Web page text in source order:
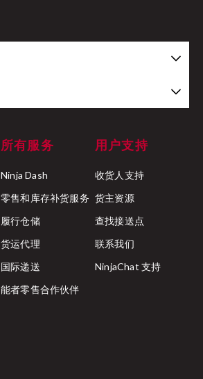
所有服务
Ninja Dash
零售和库存补货服务
履行仓储
货运代理
国际递送
能者零售合作伙伴
用户支持
收货人支持
货主资源
查找接送点
联系我们
NinjaChat 支持